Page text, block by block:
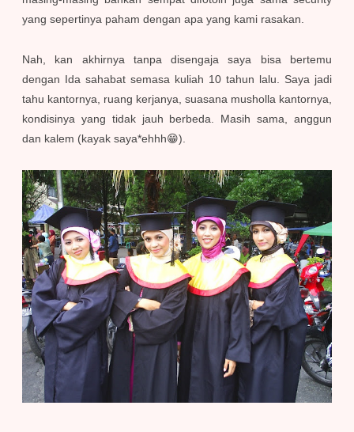
yang sepertinya paham dengan apa yang kami rasakan.
Nah, kan akhirnya tanpa disengaja saya bisa bertemu
dengan Ida sahabat semasa kuliah 10 tahun lalu. Saya jadi
tahu kantornya, ruang kerjanya, suasana musholla kantornya,
kondisinya yang tidak jauh berbeda. Masih sama, anggun
dan kalem (kayak saya*ehhh😁).